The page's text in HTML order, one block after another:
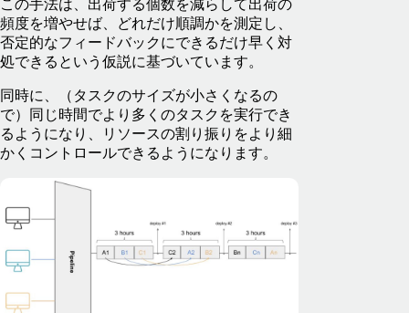
この手法は、出荷する個数を減らして出荷の
頻度を増やせば、どれだけ順調かを測定し、
否定的なフィードバックにできるだけ早く対
処できるという仮説に基づいています。
同時に、（タスクのサイズが小さくなるの
で）同じ時間でより多くのタスクを実行でき
るようになり、リソースの割り振りをより細
かくコントロールできるようになります。